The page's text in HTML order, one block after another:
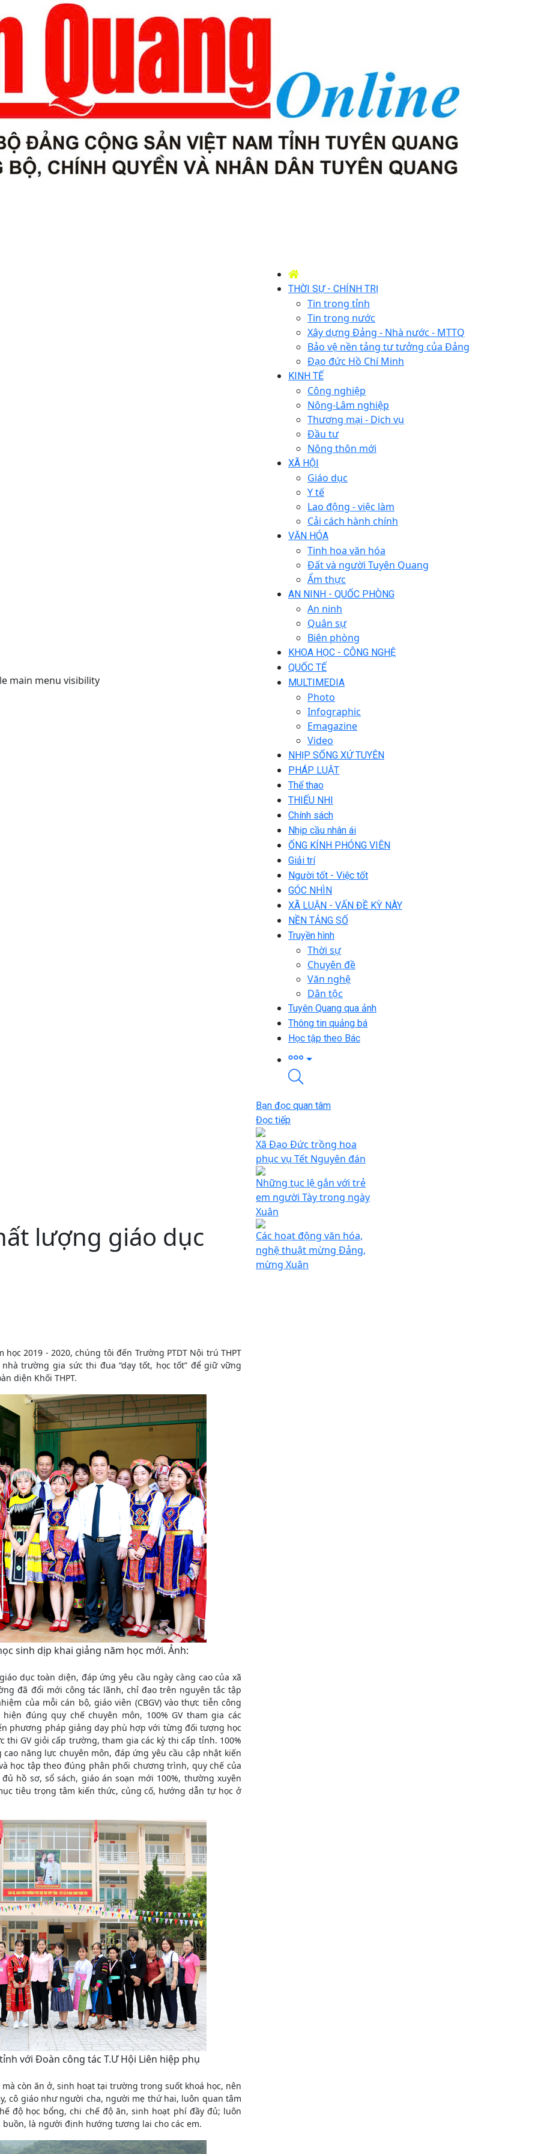
main menu visibility
THỜI SỰ - CHÍNH TRỊ
Tin trong tỉnh
Tin trong nước
Xây dựng Đảng - Nhà nước - MTTQ
Bảo vệ nền tảng tư tưởng của Đảng
Đạo đức Hồ Chí Minh
KINH TẾ
Công nghiệp
Nông-Lâm nghiệp
Thương mại - Dịch vụ
Đầu tư
Nông thôn mới
XÃ HỘI
Giáo dục
Y tế
Lao động - việc làm
Cải cách hành chính
VĂN HÓA
Tinh hoa văn hóa
Đất và người Tuyên Quang
Ẩm thực
AN NINH - QUỐC PHÒNG
An ninh
Quân sự
Biên phòng
KHOA HỌC - CÔNG NGHỆ
QUỐC TẾ
MULTIMEDIA
Photo
Infographic
Emagazine
Video
NHỊP SỐNG XỨ TUYÊN
PHÁP LUẬT
Thể thao
THIẾU NHI
Chính sách
Nhịp cầu nhân ái
ỐNG KÍNH PHÓNG VIÊN
Giải trí
Người tốt - Việc tốt
GÓC NHÌN
XÃ LUẬN - VẤN ĐỀ KỲ NÀY
NỀN TẢNG SỐ
Truyền hình
Thời sự
Chuyên đề
Văn nghệ
Dân tộc
Tuyên Quang qua ảnh
Thông tin quảng bá
Học tập theo Bác
lượng giáo dục
2019 - 2020, chúng tôi đến Trường PTDT Nội trú THPT
trường gia sức thi đua “dạy tốt, học tốt” để giữ vững
diện Khối THPT.
sinh dịp khai giảng năm học mới. Ảnh:
dục toàn diện, đáp ứng yêu cầu ngày càng cao của xã
đã đổi mới công tác lãnh, chỉ đạo trên nguyên tắc tập
của mỗi cán bộ, giáo viên (CBGV) vào thực tiễn công
đúng quy chế chuyên môn, 100% GV tham gia các
phương pháp giảng dạy phù hợp với từng đối tượng học
thi GV giỏi cấp trường, tham gia các kỳ thi cấp tỉnh. 100%
năng lực chuyên môn, đáp ứng yêu cầu cập nhật kiến
học tập theo đúng phân phối chương trình, quy chế của
hồ sơ, sổ sách, giáo án soạn mới 100%, thường xuyên
tiêu trọng tâm kiến thức, củng cố, hướng dẫn tự học ở
với Đoàn công tác T.Ư Hội Liên hiệp phụ
còn ăn ở, sinh hoạt tại trường trong suốt khoá học, nên
cô giáo như người cha, người mẹ thứ hai, luôn quan tâm
độ học bổng, chi chế độ ăn, sinh hoạt phí đầy đủ; luôn
là người định hướng tương lai cho các em.
Bạn đọc quan tâm
Đọc tiếp
Xã Đạo Đức trồng hoa
phục vụ Tết Nguyên đán
Những tục lệ gắn với trẻ
em người Tày trong ngày
Xuân
Các hoạt động văn hóa,
nghệ thuật mừng Đảng,
mừng Xuân